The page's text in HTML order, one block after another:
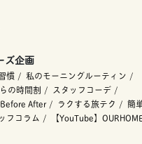
ズ企画
慣
私のモーニングルーティン
の時間割
スタッフコーデ
After
ラクする旅テク
簡
フコラム
【YouTube】